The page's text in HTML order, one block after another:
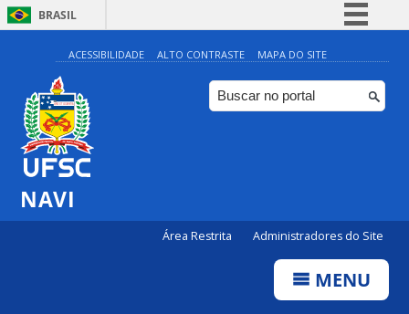
BRASIL
Simplifique!
Comunica BR
Participe
ACESSIBILIDADE ALTO CONTRASTE MAPA DO SITE
NAVI
Área Restrita Administradores do Site
MENU